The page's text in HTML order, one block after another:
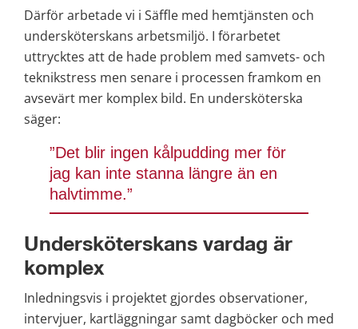
Därför arbetade vi i Säffle med hemtjänsten och
undersköterskans arbetsmiljö. I förarbetet
uttrycktes att de hade problem med samvets- och
teknikstress men senare i processen framkom en
avsevärt mer komplex bild. En undersköterska
säger:
”Det blir ingen kålpudding mer för
jag kan inte stanna längre än en
halvtimme.”
Undersköterskans vardag är
komplex
Inledningsvis i projektet gjordes observationer,
intervjuer, kartläggningar samt dagböcker och med